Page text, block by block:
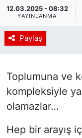
12.03.2025 - 08:32
YAYINLANMA
Paylaş
Toplumuna ve
kompleksiyle
olamazlar…
Hep bir arayış